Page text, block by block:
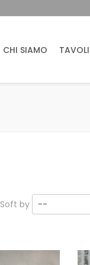
CHI SIAMO TAVOLI
Soft by --